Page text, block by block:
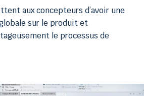
aux concepteurs d’avoir une
sur le produit et
le processus de